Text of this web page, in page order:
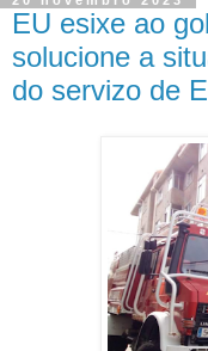
EU esixe ao
solucione a
do servizo de